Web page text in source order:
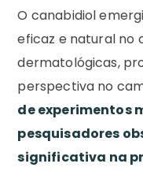
O canabidiol
eficaz e natural no
dermatológicas,
perspectiva no
de experimentos
pesquisadores
significativa na